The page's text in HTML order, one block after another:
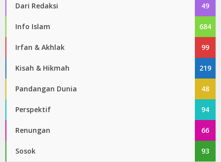
Dari Redaksi 49
Info Islam 684
Irfan & Akhlak 99
Kisah & Hikmah 219
Pandangan Dunia 48
Perspektif 94
Renungan 66
Sosok 93